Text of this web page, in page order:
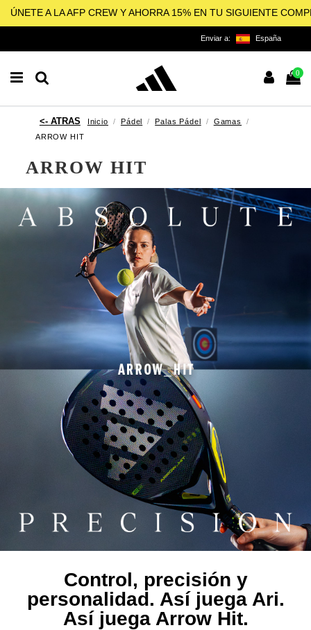
ÚNETE A LA AFP CREW Y AHORRA 15% EN TU SIGUIENTE
Enviar a: España
0
Inicio Pádel Palas Pádel
Gamas
ARROW HIT
ARROW HIT
Control, precisión y
personalidad. Así juega Ari.
Así juega Arrow Hit.